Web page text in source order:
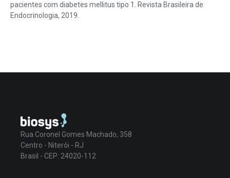
pacientes com diabetes mellitus tipo 1. Revista Brasileira de
Endocrinologia, 2019.
Rua Coronel Gomes Machado, 358
Centro - Niterói - RJ
Brasil - CEP: 24020-112